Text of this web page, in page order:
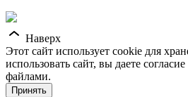
Наверх
Этот сайт использует cookie для
использовать сайт, вы даете
файлами.
Принять